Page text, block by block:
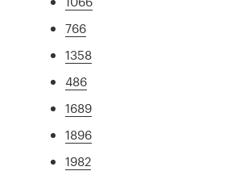
766
1358
486
1689
1896
1982